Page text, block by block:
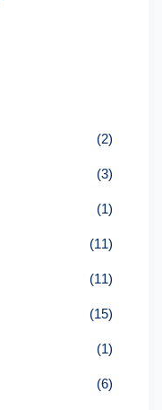
(2)
(3)
(1)
(11)
(11)
(15)
(1)
(6)